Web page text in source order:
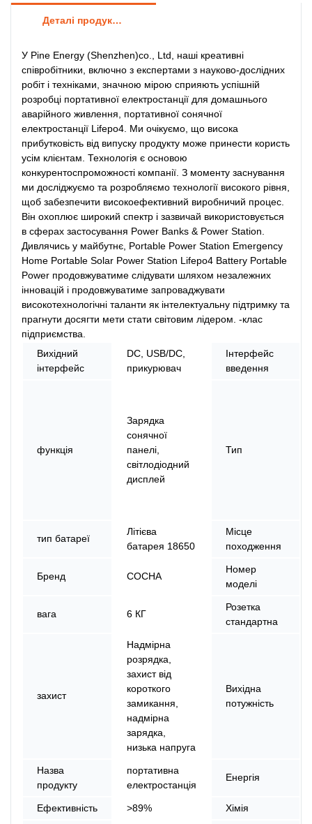
Деталі продуктів
У Pine Energy (Shenzhen)co., Ltd, наші креативні
співробітники, включно з експертами з науково-дослідних
робіт і техніками, значною мірою сприяють успішній
розробці портативної електростанції для домашнього
аварійного живлення, портативної сонячної
електростанції Lifepo4. Ми очікуємо, що висока
прибутковість від випуску продукту може принести користь
усім клієнтам. Технологія є основою
конкурентоспроможності компанії. З моменту заснування
ми досліджуємо та розробляємо технології високого рівня,
щоб забезпечити високоефективний виробничий процес.
Він охоплює широкий спектр і зазвичай використовується
в сферах застосування Power Banks & Power Station.
Дивлячись у майбутнє, Portable Power Station Emergency
Home Portable Solar Power Station Lifepo4 Battery Portable
Power продовжуватиме слідувати шляхом незалежних
інновацій і продовжуватиме запроваджувати
високотехнологічні таланти як інтелектуальну підтримку та
прагнути досягти мети стати світовим лідером. -клас
підприємства.
Вихідний
інтерфейс
DC, USB/DC,
прикурювач
Інтерфейс
введення
функція
Зарядка
сонячної
панелі,
світлодіодний
дисплей
Тип
тип батареї
Літієва
батарея 18650
Місце
походження
Бренд СОСНА
Номер
моделі
вага 6 КГ
Розетка
стандартна
захист
Надмірна
розрядка,
захист від
короткого
замикання,
надмірна
зарядка,
низька напруга
Вихідна
потужність
Назва
продукту
портативна
електростанція
Енергія
Ефективність >89% Хімія